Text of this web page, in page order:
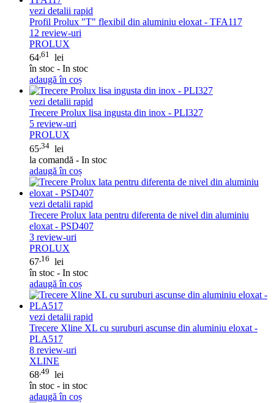
vezi detalii rapid
Profil Prolux "T" flexibil din aluminiu eloxat - TFA117
12 review-uri
PROLUX
64,61 lei
în stoc - In stoc
adaugă în coș
vezi detalii rapid
Trecere Prolux lisa ingusta din inox - PLI327
5 review-uri
PROLUX
65 ,34 lei
la comandă - In stoc
adaugă în coș
vezi detalii rapid
Trecere Prolux lata pentru diferenta de nivel din aluminiu
eloxat - PSD407
3 review-uri
PROLUX
67 ,16 lei
în stoc - In stoc
adaugă în coș
vezi detalii rapid
Trecere Xline XL cu suruburi ascunse din aluminiu eloxat -
PLA517
8 review-uri
XLINE
68,49 lei
în stoc - in stoc
adaugă în coș